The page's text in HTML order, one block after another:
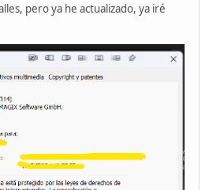
pero ya he actualizado, ya iré